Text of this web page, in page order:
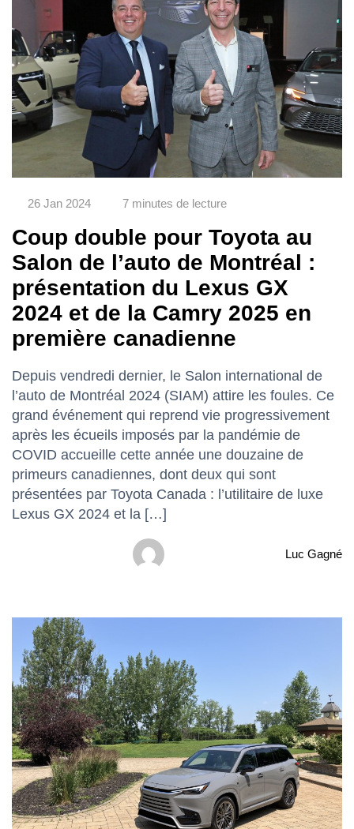
26 Jan 2024 7 minutes de lecture
Coup double pour Toyota au
Salon de l’auto de Montréal :
présentation du Lexus GX
2024 et de la Camry 2025 en
première canadienne
Depuis vendredi dernier, le Salon international de
l’auto de Montréal 2024 (SIAM) attire les foules. Ce
grand événement qui reprend vie progressivement
après les écueils imposés par la pandémie de
COVID accueille cette année une douzaine de
primeurs canadiennes, dont deux qui sont
présentées par Toyota Canada : l’utilitaire de luxe
Lexus GX 2024 et la […]
Luc Gagné